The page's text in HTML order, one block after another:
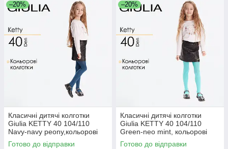
–20%
Класичні дитячі колготки
Giulia KETTY 40 104/110
Navy-navy peony,кольорові
колготки
Готово до відправки
–20%
Класичні дитячі колготки
Giulia KETTY 40 104/110
Green-neo mint, кольорові
колготки
Готово до відправки